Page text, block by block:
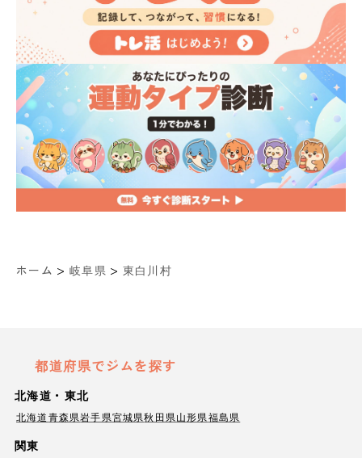
ホーム > 岐阜県 > 東白川村
都道府県でジムを探す
北海道・東北
北海道青森県岩手県宮城県秋田県山形県福島県
関東